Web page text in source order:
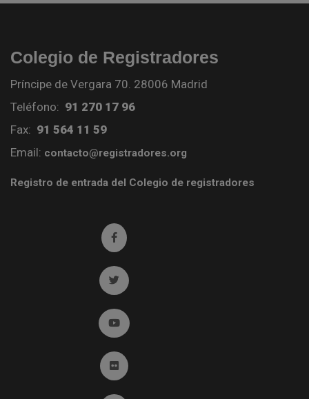
Colegio de Registradores
Príncipe de Vergara 70. 28006 Madrid
Teléfono: 91 270 17 96
Fax: 91 564 11 59
Email: contacto@registradores.org
Registro de entrada del Colegio de registradores
Ir a facebook (abre en ventana nueva)
Ir a twitter (abre en ventana nueva)
Ir a YouTube (abre en ventana nueva)
Ir a Flickr (abre en ventana nueva)